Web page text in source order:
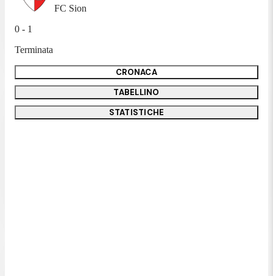
FC Sion
0 - 1
Terminata
CRONACA
TABELLINO
STATISTICHE